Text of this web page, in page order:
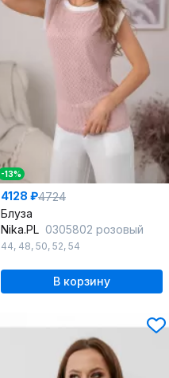
-13%
4128 ₽4724
Блуза
Nika.PL 0305802 розовый
44, 48, 50, 52, 54
В корзину